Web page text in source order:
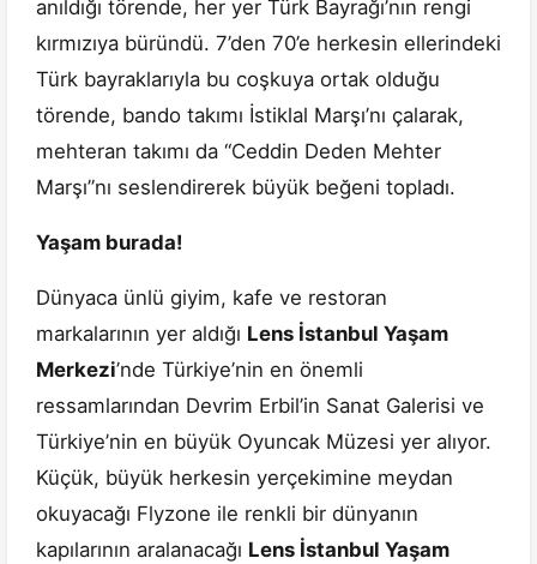
anıldığı törende, her yer Türk Bayrağı’nın rengi
kırmızıya büründü. 7’den 70’e herkesin ellerindeki
Türk bayraklarıyla bu coşkuya ortak olduğu
törende, bando takımı İstiklal Marşı’nı çalarak,
mehteran takımı da “Ceddin Deden Mehter
Marşı”nı seslendirerek büyük beğeni topladı.
Yaşam burada!
Dünyaca ünlü giyim, kafe ve restoran
markalarının yer aldığı Lens İstanbul Yaşam
Merkezi’nde Türkiye’nin en önemli
ressamlarından Devrim Erbil’in Sanat Galerisi ve
Türkiye’nin en büyük Oyuncak Müzesi yer alıyor.
Küçük, büyük herkesin yerçekimine meydan
okuyacağı Flyzone ile renkli bir dünyanın
kapılarının aralanacağı Lens İstanbul Yaşam